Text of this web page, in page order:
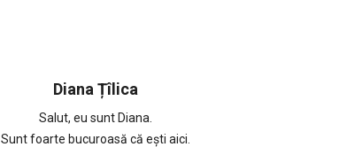
Diana Țîlica
Salut, eu sunt Diana.
Sunt foarte bucuroasă că ești aici.